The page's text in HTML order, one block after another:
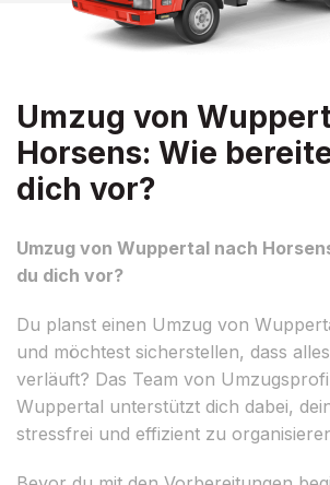
Umzug von
Horsens: Wie
dich vor?
Umzug von Wuppertal nach
du dich vor?
Du planst einen Umzug von
und möchtest sicherstellen, dass
verläuft? Das Team von
Wuppertal unterstützt dich dabei,
stressfrei und effizient zu